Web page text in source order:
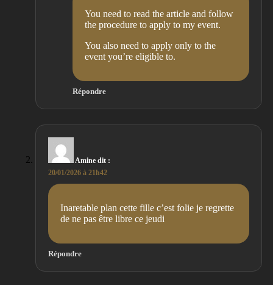
You need to read the article and follow
the procedure to apply to my event.
You also need to apply only to the
event you’re eligible to.
Répondre
Amine dit :
20/01/2026 à 21h42
Inaretable plan cette fille c’est folie je regrette
de ne pas être libre ce jeudi
Répondre